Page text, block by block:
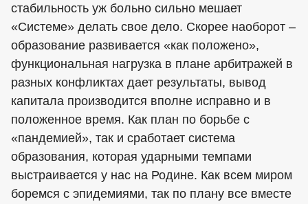
стабильность уж больно сильно мешает
«Системе» делать свое дело. Скорее наоборот –
образование развивается «как положено»,
функциональная нагрузка в плане арбитражей в
разных конфликтах дает результаты, вывод
капитала производится вполне исправно и в
положенное время. Как план по борьбе с
«пандемией», так и сработает система
образования, которая ударными темпами
выстраивается у нас на Родине. Как всем миром
боремся с эпидемиями, так по плану все вместе